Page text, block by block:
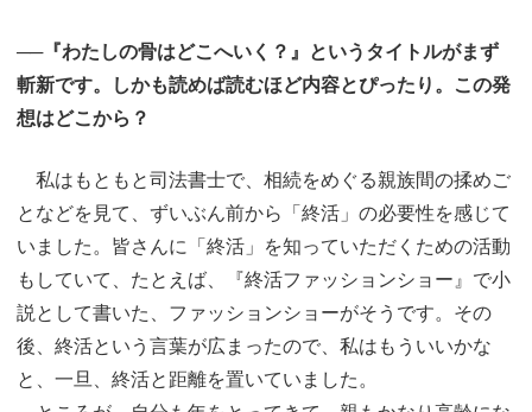
──『わたしの骨はどこへいく？』というタイトルがまず
斬新です。しかも読めば読むほど内容とぴったり。この発
想はどこから？
私はもともと司法書士で、相続をめぐる親族間の揉めご
となどを見て、ずいぶん前から「終活」の必要性を感じて
いました。皆さんに「終活」を知っていただくための活動
もしていて、たとえば、『終活ファッションショー』で小
説として書いた、ファッションショーがそうです。その
後、終活という言葉が広まったので、私はもういいかな
と、一旦、終活と距離を置いていました。